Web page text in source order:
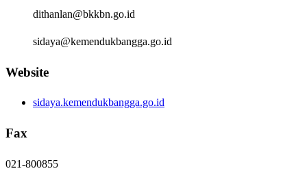
dithanlan@bkkbn.go.id
sidaya@kemendukbangga.go.id
Website
sidaya.kemendukbangga.go.id
Fax
021-800855